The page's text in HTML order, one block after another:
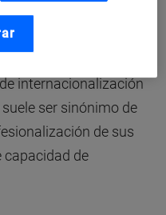
Club de Exportadores e
internacionalización
ser sinónimo de
de sus
capacidad de